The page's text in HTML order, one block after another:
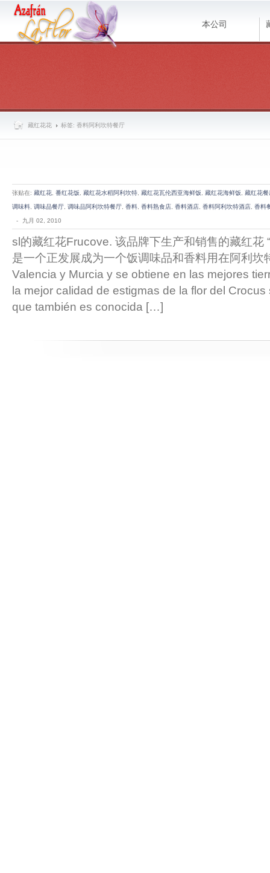
本公司
藏红花花 标签: 香料阿利坎特餐厅
张贴在: 藏红花 番红花饭 藏红花水稻阿利坎特 藏红花瓦伦西亚海鲜饭 藏红花海鲜饭 藏红花餐
调味料 调味品餐厅 调味品阿利坎特餐厅 香料 香料熟食店 香料酒店 香料阿利坎特酒店 香料
- 九月 02, 2010
sl的藏红花Frucove. 该品牌下生产和销售的藏红花
是一个正发展成为一个饭调味品和香料用在阿利坎
Valencia y Murcia y se obtiene en las mejores
la mejor calidad de estigmas de la flor del
que también es conocida […]